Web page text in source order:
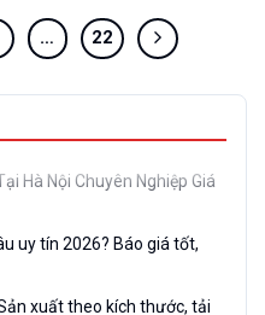
… 22
Hà Nội Chuyên Nghiệp Giá
uy tín 2026? Báo giá tốt,
xuất theo kích thước, tải